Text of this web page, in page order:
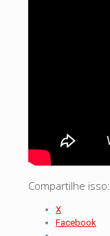
Compartilhe isso:
X
Facebook